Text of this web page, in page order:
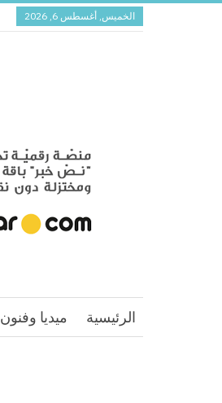
الخميس, أغسطس 6, 2026
الرئيسية ميديا وفنون